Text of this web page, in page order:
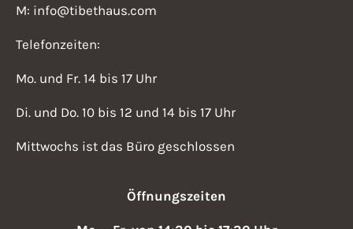
M: info@tibethaus.com
Telefonzeiten:
Mo. und Fr. 14 bis 17 Uhr
Di. und Do. 10 bis 12 und 14 bis 17 Uhr
Mittwochs ist das Büro geschlossen
Öffnungszeiten